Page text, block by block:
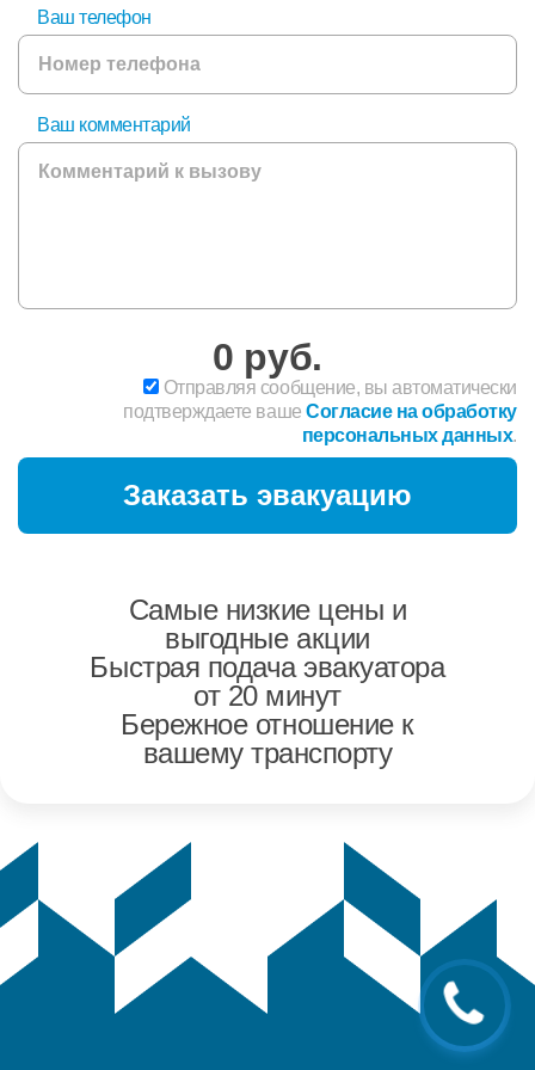
Ваш телефон
Ваш комментарий
0 руб.
Отправляя сообщение, вы автоматически
подтверждаете вашеСогласие на обработку
персональных данных.
Самые низкие цены и
выгодные акции
Быстрая подача эвакуатора
от 20 минут
Бережное отношение к
вашему транспорту